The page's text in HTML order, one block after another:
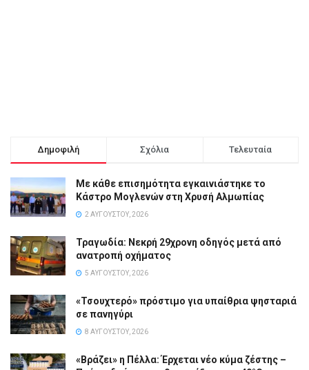
Δημοφιλή Σχόλια Τελευταία
Με κάθε επισημότητα εγκαινιάστηκε το
Κάστρο Μογλενών στη Χρυσή Αλμωπίας
2 ΑΥΓΟΎΣΤΟΥ, 2026
Τραγωδία: Νεκρή 29χρονη οδηγός μετά από
ανατροπή οχήματος
5 ΑΥΓΟΎΣΤΟΥ, 2026
«Τσουχτερό» πρόστιμο για υπαίθρια ψησταριά
σε πανηγύρι
8 ΑΥΓΟΎΣΤΟΥ, 2026
«Βράζει» η Πέλλα: Έρχεται νέο κύμα ζέστης –